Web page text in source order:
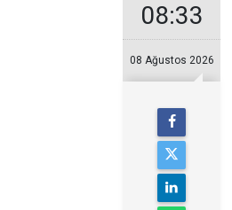
08:33
08 Ağustos 2026